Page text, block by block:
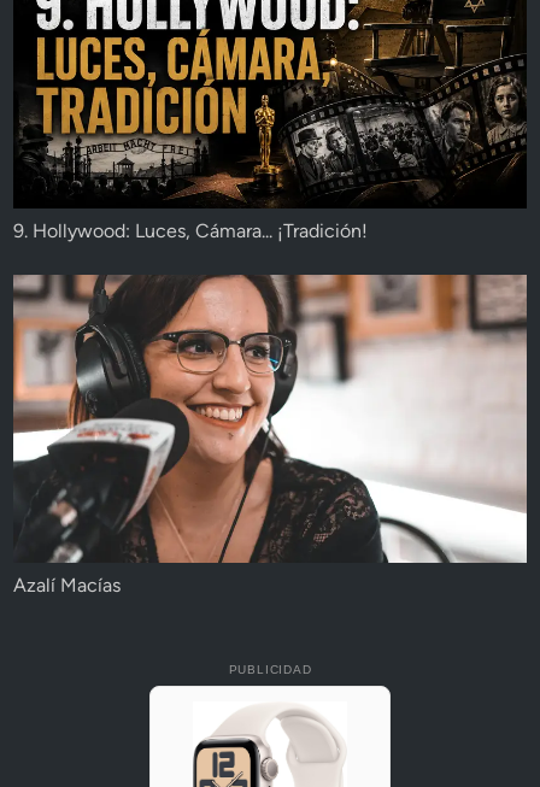
9. Hollywood: Luces, Cámara... ¡Tradición!
Azalí Macías
PUBLICIDAD